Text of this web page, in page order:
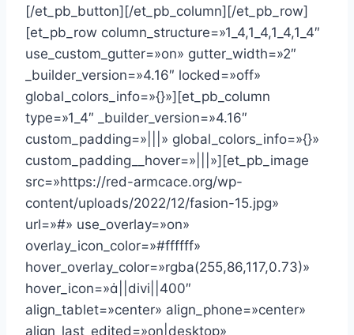
[/et_pb_button][/et_pb_column][/et_pb_row]
[et_pb_row column_structure=»1_4,1_4,1_4,1_4″
use_custom_gutter=»on» gutter_width=»2″
_builder_version=»4.16″ locked=»off»
global_colors_info=»{}»][et_pb_column
type=»1_4″ _builder_version=»4.16″
custom_padding=»|||» global_colors_info=»{}»
custom_padding__hover=»|||»][et_pb_image
src=»https://red-armcace.org/wp-
content/uploads/2022/12/fasion-15.jpg»
url=»#» use_overlay=»on»
overlay_icon_color=»#ffffff»
hover_overlay_color=»rgba(255,86,117,0.73)»
hover_icon=»||divi||400″
align_tablet=»center» align_phone=»center»
align_last_edited=»on|desktop»